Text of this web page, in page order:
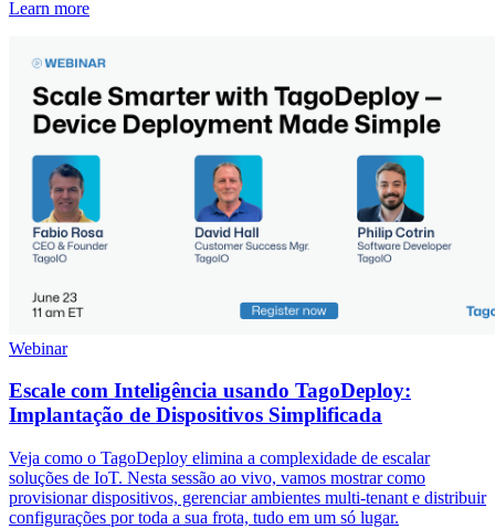
Learn more
Webinar
Escale com Inteligência usando TagoDeploy:
Implantação de Dispositivos Simplificada
Veja como o TagoDeploy elimina a complexidade de escalar
soluções de IoT. Nesta sessão ao vivo, vamos mostrar como
provisionar dispositivos, gerenciar ambientes multi-tenant e distribuir
configurações por toda a sua frota, tudo em um só lugar.